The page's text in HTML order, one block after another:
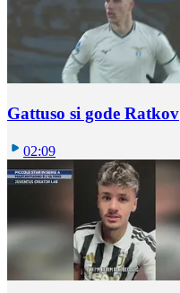
Gattuso si gode Ratkov
02:09